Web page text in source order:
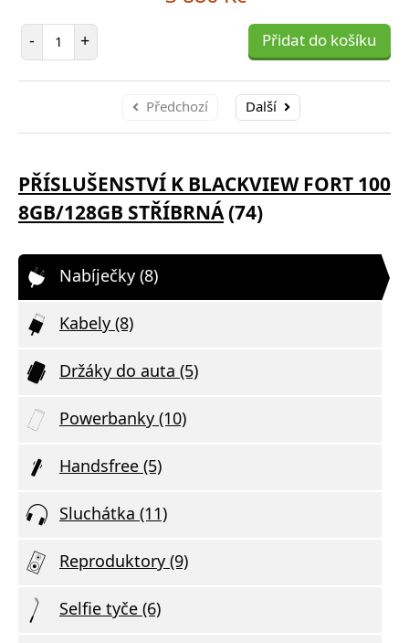
- Počet položek
+ Přidat do košíku
Předchozí Další
PŘÍSLUŠENSTVÍ K BLACKVIEW FORT 100
8GB/128GB STŘÍBRNÁ(74)
Nabíječky (8)
Kabely (8)
Držáky do auta (5)
Powerbanky (10)
Handsfree (5)
Sluchátka (11)
Reproduktory (9)
Selfie tyče (6)